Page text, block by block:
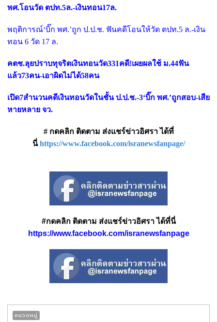
พศ.โอนวัด ตปท.5ล.-เงินทอน17ล.
พฤติการณ์‘บิ๊ก พศ.’ถูก ป.ป.ช. ฟันคดีโอนให้วัด ตปท.5 ล.-เงิน
ทอน 6 วัด 17 ล.
คตช.ลุยปราบทุจริตเงินทอนวัด331คดี!เผยผลใช้ ม.44ฟัน
แล้ว73คน-เอาผิดไม่ได้58คน
เปิด7สำนวนคดีเงินทอนวัดในชั้น ป.ป.ช.-3‘บิ๊ก พศ.’ถูกสอบ-เสีย
หายหลาย จว.
# กดคลิก ติดตาม ส่งแชร์ข่าวอิศรา ได้ที่
นี่https://www.facebook.com/isranewsfanpage/
#กดคลิก ติดตาม ส่งแชร์ข่าวอิศรา ได้ที่นี่
https://www.facebook.com/isranewsfanpage
หมวดหมู่